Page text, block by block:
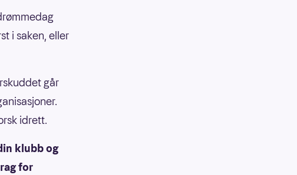
i saken, eller
går
idrett.
klubb og
for